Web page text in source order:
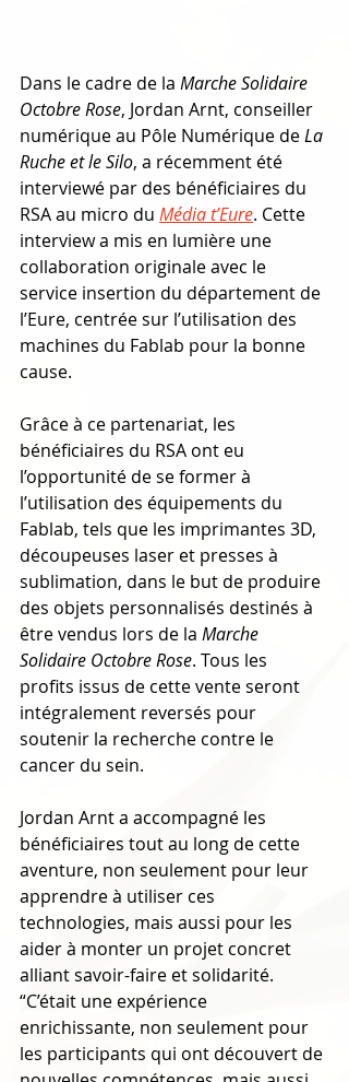
Dans le cadre de la Marche Solidaire
Octobre Rose, Jordan Arnt, conseiller
numérique au Pôle Numérique de La
Ruche et le Silo, a récemment été
interviewé par des bénéficiaires du
RSA au micro du Média t’Eure. Cette
interview a mis en lumière une
collaboration originale avec le
service insertion du département de
l’Eure, centrée sur l’utilisation des
machines du Fablab pour la bonne
cause.
Grâce à ce partenariat, les
bénéficiaires du RSA ont eu
l’opportunité de se former à
l’utilisation des équipements du
Fablab, tels que les imprimantes 3D,
découpeuses laser et presses à
sublimation, dans le but de produire
des objets personnalisés destinés à
être vendus lors de la Marche
Solidaire Octobre Rose. Tous les
profits issus de cette vente seront
intégralement reversés pour
soutenir la recherche contre le
cancer du sein.
Jordan Arnt a accompagné les
bénéficiaires tout au long de cette
aventure, non seulement pour leur
apprendre à utiliser ces
technologies, mais aussi pour les
aider à monter un projet concret
alliant savoir-faire et solidarité.
“C’était une expérience
enrichissante, non seulement pour
les participants qui ont découvert de